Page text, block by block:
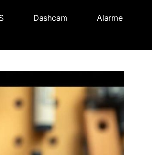
Dashcam Alarme